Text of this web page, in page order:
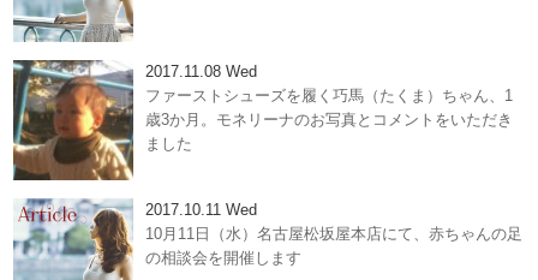
2017.11.08 Wed
ファーストシューズを履く巧馬（たくま）ちゃん、1
歳3か月。モネリーナのお写真とコメントをいただき
ました
2017.10.11 Wed
10月11日（水）名古屋松坂屋本店にて、赤ちゃんの足
の相談会を開催します